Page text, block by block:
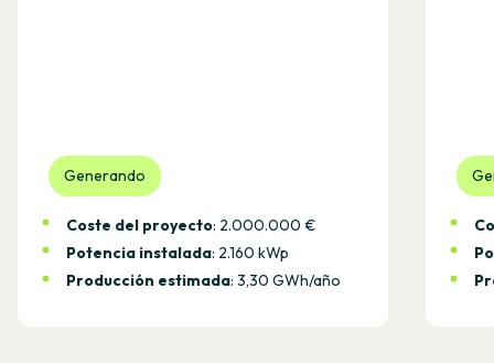
Generando
Coste del proyecto: 2.000.000 €
Potencia instalada: 2.160 kWp
Producción estimada: 3,30 GWh/año